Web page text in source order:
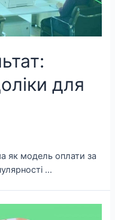
для
як модель оплати за
…